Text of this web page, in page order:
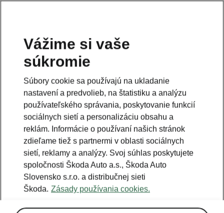
Vážime si vaše
súkromie
Súbory cookie sa používajú na ukladanie
nastavení a predvolieb, na štatistiku a analýzu
používateľského správania, poskytovanie funkcií
sociálnych sietí a personalizáciu obsahu a
reklám. Informácie o používaní našich stránok
zdieľame tiež s partnermi v oblasti sociálnych
sietí, reklamy a analýzy. Svoj súhlas poskytujete
spoločnosti Škoda Auto a.s., Škoda Auto
Slovensko s.r.o. a distribučnej sieti
Škoda. Zásady používania cookies.